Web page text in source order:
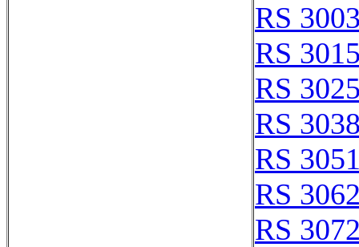
RS
RS
RS
RS
RS
RS
RS